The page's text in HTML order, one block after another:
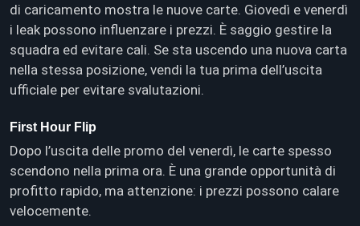
di caricamento mostra le nuove carte. Giovedì e venerdì
i leak possono influenzare i prezzi. È saggio gestire la
squadra ed evitare cali. Se sta uscendo una nuova carta
nella stessa posizione, vendi la tua prima dell’uscita
ufficiale per evitare svalutazioni.
First Hour Flip
Dopo l’uscita delle promo del venerdì, le carte spesso
scendono nella prima ora. È una grande opportunità di
profitto rapido, ma attenzione: i prezzi possono calare
velocemente.